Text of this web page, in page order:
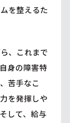
を整えるた
、これまで
身の障害特
苦手なこ
を発揮しや
して、給与